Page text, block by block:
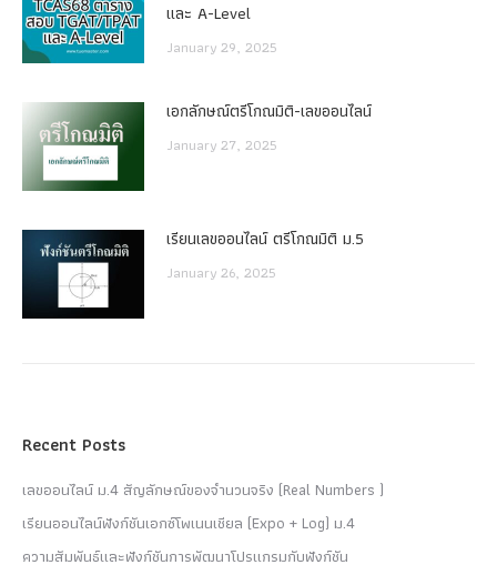
และ A-Level
January 29, 2025
เอกลักษณ์ตรีโกณมิติ-เลขออนไลน์
January 27, 2025
เรียนเลขออนไลน์ ตรีโกณมิติ ม.5
January 26, 2025
Recent Posts
เลขออนไลน์ ม.4 สัญลักษณ์ของจำนวนจริง (Real Numbers )
เรียนออนไลน์ฟังก์ชันเอกซ์โพเนนเชียล (Expo + Log) ม.4
ความสัมพันธ์และฟังก์ชันการพัฒนาโปรแกรมกับฟังก์ชัน